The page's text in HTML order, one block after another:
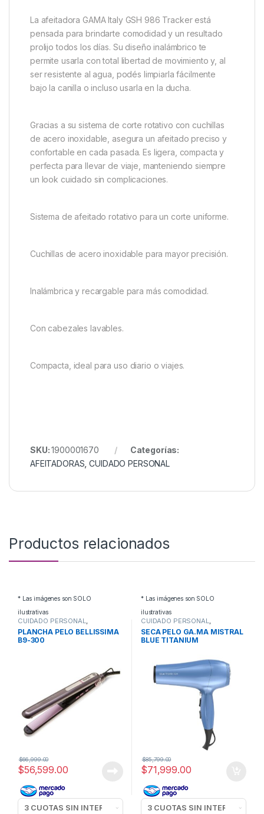
La afeitadora GAMA Italy GSH 986 Tracker está
pensada para brindarte comodidad y un resultado
prolijo todos los días. Su diseño inalámbrico te
permite usarla con total libertad de movimiento y, al
ser resistente al agua, podés limpiarla fácilmente
bajo la canilla o incluso usarla en la ducha.
Gracias a su sistema de corte rotativo con cuchillas
de acero inoxidable, asegura un afeitado preciso y
confortable en cada pasada. Es ligera, compacta y
perfecta para llevar de viaje, manteniendo siempre
un look cuidado sin complicaciones.
Sistema de afeitado rotativo para un corte uniforme.
Cuchillas de acero inoxidable para mayor precisión.
Inalámbrica y recargable para más comodidad.
Con cabezales lavables.
Compacta, ideal para uso diario o viajes.
SKU:1900001670
Categorías:
AFEITADORAS ,CUIDADO PERSONAL
Productos relacionados
* Las imágenes son SOLO
ilustrativas
CUIDADO PERSONAL,
PLANCHAS PELO
PLANCHA PELO BELLISSIMA
B9-300
$56,599.00
$66,999.00
* Las imágenes son SOLO
ilustrativas
CUIDADO PERSONAL,
SECADORES DE PELO
SECA PELO GA.MA MISTRAL
BLUE TITANIUM
$71,999.00
$85,799.00